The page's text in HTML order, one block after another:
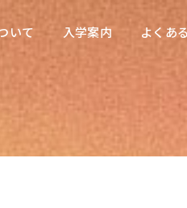
いて 入学案内 よくあ
採用担当者の方へ 留学
いて 入学案内 よくあ